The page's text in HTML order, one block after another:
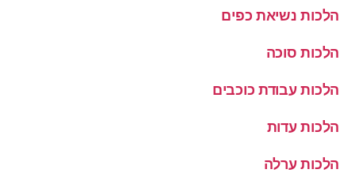
הלכות נשיאת כפים
הלכות סוכה
הלכות עבודת כוכבים
הלכות עדות
הלכות ערלה